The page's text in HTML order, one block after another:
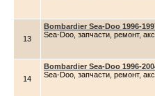
13
Bombardier Sea-Doo 1996-
Sea-Doo, запчасти, ремонт,
14
Bombardier Sea-Doo 1996-
Sea-Doo, запчасти, ремонт,